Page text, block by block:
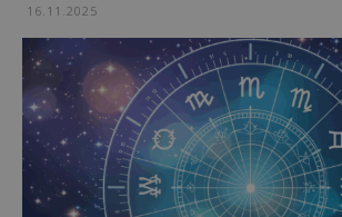
16.11.2025